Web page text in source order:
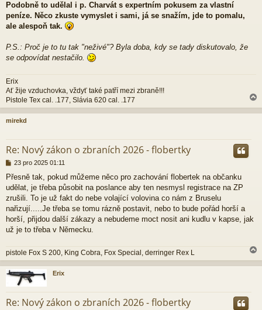
Podobně to udělal i p. Charvát s expertním pokusem za vlastní
peníze. Něco zkuste vymyslet i sami, já se snažím, jde to pomalu,
ale alespoň tak.
P.S.: Proč je to tu tak "neživé"? Byla doba, kdy se tady diskutovalo, že
se odpovídat nestačilo.
Erix
Ať žije vzduchovka, vždyť také patří mezi zbraně!!!
Pistole Tex cal. .177, Slávia 620 cal. .177
a
h
mirekd
Re: Nový zákon o zbraních 2026 - flobertky
P
í
s
p
ě
e
k
23 pro 2025 01:11
Přesně tak, pokud můžeme něco pro zachování flobertek na občanku
udělat, je třeba působit na poslance aby ten nesmysl registrace na ZP
zrušili. To je už fakt do nebe volající volovina co nám z Bruselu
nařizují.....Je třeba se tomu rázně postavit, nebo to bude pořád horší a
horší, přijdou další zákazy a nebudeme moct nosit ani kudlu v kapse, jak
už je to třeba v Německu.
pistole Fox S 200, King Cobra, Fox Special, derringer Rex L
a
h
Erix
Re: Nový zákon o zbraních 2026 - flobertky